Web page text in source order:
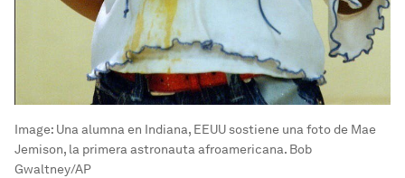
Image: Una alumna en Indiana, EEUU sostiene una foto de Mae
Jemison, la primera astronauta afroamericana. Bob
Gwaltney/AP